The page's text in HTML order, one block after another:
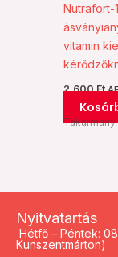
Nutrafort-1
vitamin
2.600Ft
Nyitvatartás
Hétfő – Péntek:
Kunszentmárton)